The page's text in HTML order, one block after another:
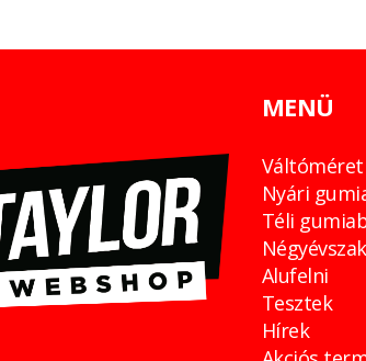
MENÜ
Nyári
Téli
Alufelni
Tesztek
Hírek